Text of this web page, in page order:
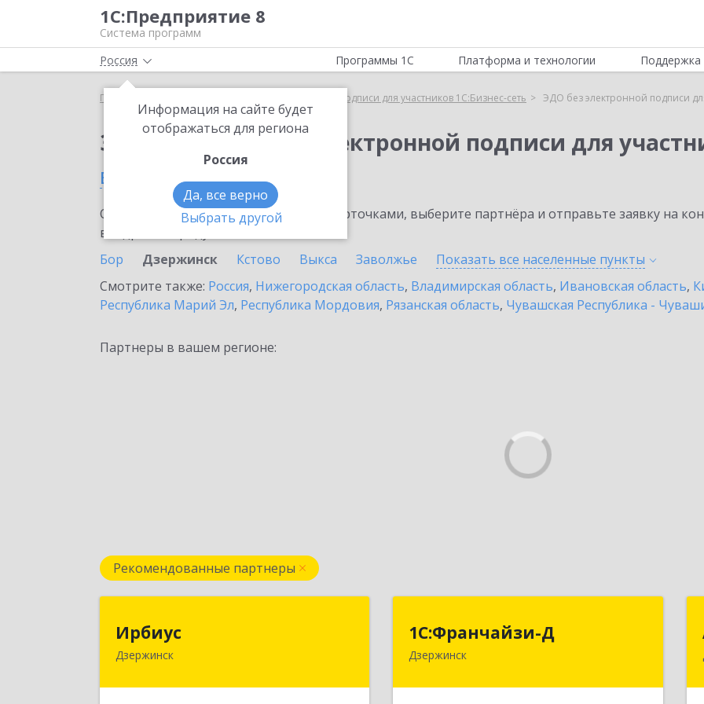
1С:Предприятие 8
Система программ
Россия
Информация на сайте будет
отображаться для региона
Россия
Да, все верно
Выбрать другой
Программы 1С Платформа и технологии Поддержка
Главная ЭДО без электронной подписи для участников 1С:Бизнес-сеть ЭДО без электронной подписи
Заказать ЭДО без электронной подписи для
в Дзержинске
Ознакомьтесь с информационными карточками, выберите партнёра и отправьте заявку на
внедрение продукта.
Бор
Дзержинск Кстово Выкса Заволжье Показать все населенные пункты
Смотрите также: Россия, Нижегородская область, Владимирская область, Ивановская область,
Республика Марий Эл, Республика Мордовия, Рязанская область, Чувашская Республика -
Партнеры в вашем регионе:
Рекомендованные партнеры
Ирбиус
Дзержинск
1С:Франчайзи-Д
Дзержинск
1С:Франчайзи-Д